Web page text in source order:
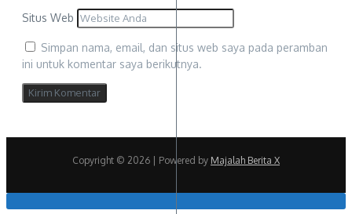
Situs Web
Simpan nama, email, dan situs web saya pada peramban
ini untuk komentar saya berikutnya.
Copyright © 2026 | Powered by Majalah Berita X